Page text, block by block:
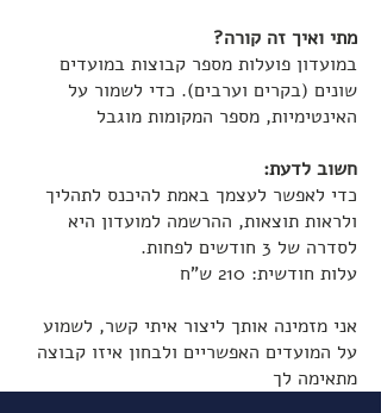
מתי ואיך זה קורה?
במועדון פועלות מספר קבוצות במועדים
שונים (בקרים וערבים). כדי לשמור על
האינטימיות, מספר המקומות מוגבל
חשוב לדעת:
כדי לאפשר לעצמך באמת להיכנס לתהליך
ולראות תוצאות, ההרשמה למועדון היא
לסדרה של 3 חודשים לפחות.
עלות חודשית: 210 ש"ח
אני מזמינה אותך ליצור איתי קשר, לשמוע
על המועדים האפשריים ולבחון איזו קבוצה
מתאימה לך